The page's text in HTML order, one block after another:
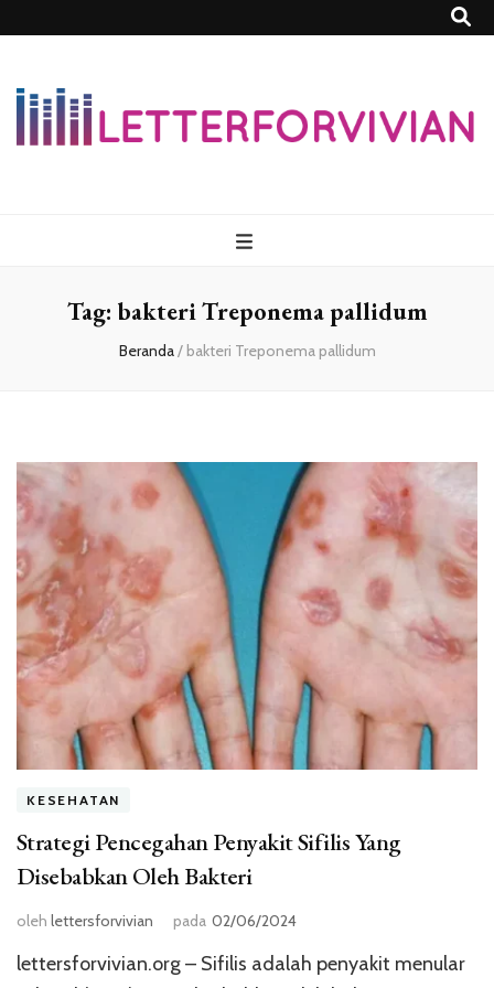
Tag: bakteri Treponema pallidum
Beranda/ bakteri Treponema pallidum
KESEHATAN
Strategi Pencegahan Penyakit Sifilis Yang
Disebabkan Oleh Bakteri
oleh lettersforvivian pada 02/06/2024
lettersforvivian.org – Sifilis adalah penyakit menular